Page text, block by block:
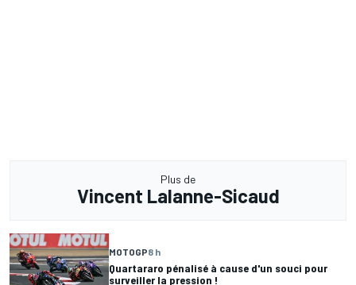
Plus de
Vincent Lalanne-Sicaud
MOTOGP8 h
Quartararo pénalisé à cause d'un souci pour
surveiller la pression !